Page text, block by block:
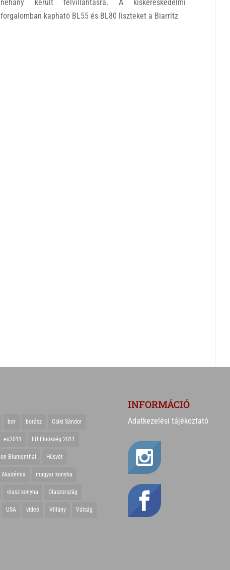
néhány került felvillantásra. A kiskereskedelmi
forgalomban kapható BL55 és BL80 liszteket a Biarritz
bor borász Csíki Sándor
eu2011 EU Elnökség 2011
Blumenthal Húsvét
magyar konyha
olasz konyha Olaszország
USA videó Villány Válság
INFORMÁCIÓ
Adatkezelési tájékoztató